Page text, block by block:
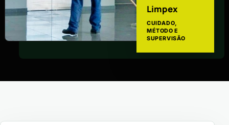
Limpex
CUIDADO,
MÉTODO E
SUPERVISÃO